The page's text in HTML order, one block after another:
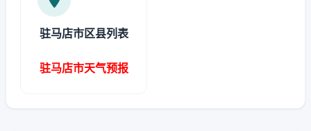
驻马店市区县列表
驻马店市天气预报